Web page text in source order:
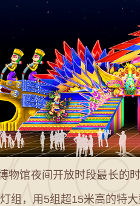
馆夜间开放时段最长的
组，用5组超15米高的特